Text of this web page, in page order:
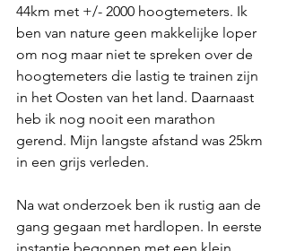
44km met +/- 2000 hoogtemeters. Ik
ben van nature geen makkelijke loper
om nog maar niet te spreken over de
hoogtemeters die lastig te trainen zijn
in het Oosten van het land. Daarnaast
heb ik nog nooit een marathon
gerend. Mijn langste afstand was 25km
in een grijs verleden.
Na wat onderzoek ben ik rustig aan de
gang gegaan met hardlopen. In eerste